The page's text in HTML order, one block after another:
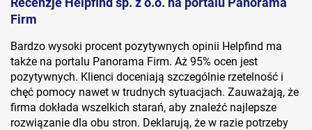
Firm
Bardzo wysoki procent pozytywnych opinii Helpfind ma
także na portalu Panorama Firm. Aż 95% ocen jest
pozytywnych. Klienci doceniają szczególnie rzetelność i
chęć pomocy nawet w trudnych sytuacjach. Zauważają, że
firma dokłada wszelkich starań, aby znaleźć najlepsze
rozwiązanie dla obu stron. Deklarują, że w razie potrzeby